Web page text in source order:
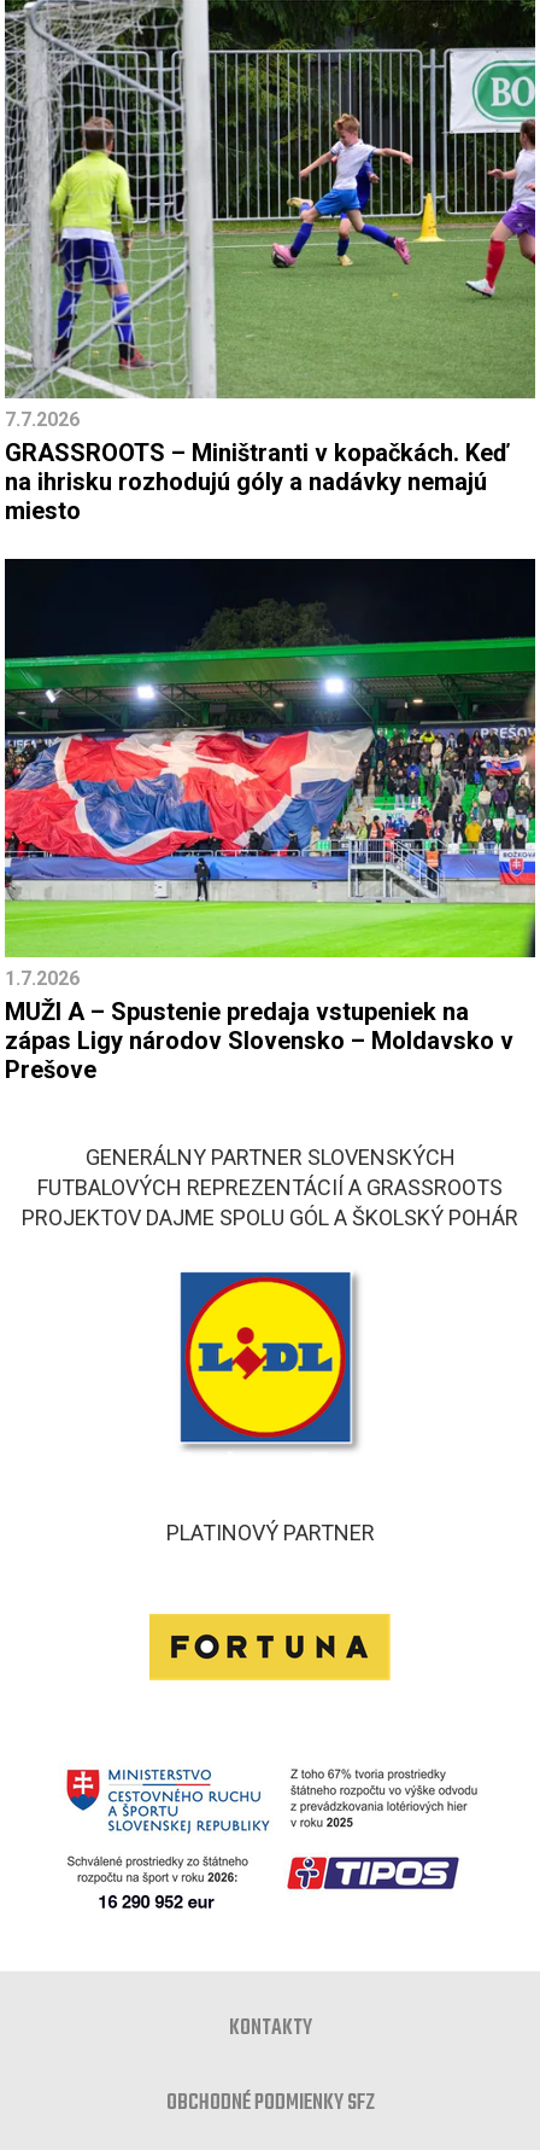
7.7.2026
GRASSROOTS – Miništranti v kopačkách. Keď
na ihrisku rozhodujú góly a nadávky nemajú
miesto
1.7.2026
MUŽI A – Spustenie predaja vstupeniek na
zápas Ligy národov Slovensko – Moldavsko v
Prešove
GENERÁLNY PARTNER SLOVENSKÝCH
FUTBALOVÝCH REPREZENTÁCIÍ A GRASSROOTS
PROJEKTOV DAJME SPOLU GÓL A ŠKOLSKÝ POHÁR
PLATINOVÝ PARTNER
KONTAKTY
OBCHODNÉ PODMIENKY SFZ